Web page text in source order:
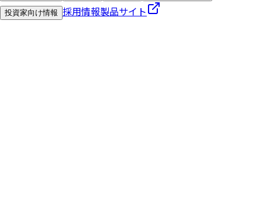
投資家向け情報 採用情報製品サイト